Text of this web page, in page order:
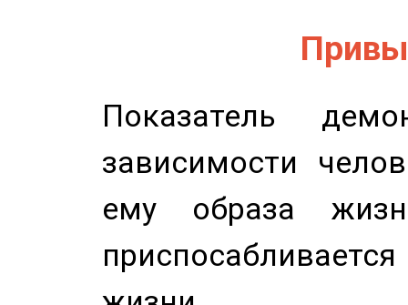
Показатель
зависимости
ему образа